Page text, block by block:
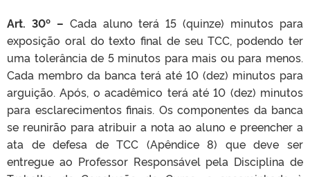
Art. 30º – Cada aluno terá 15 (quinze) minutos para
exposição oral do texto final de seu TCC, podendo ter
uma tolerância de 5 minutos para mais ou para menos.
Cada membro da banca terá até 10 (dez) minutos para
arguição. Após, o acadêmico terá até 10 (dez) minutos
para esclarecimentos finais. Os componentes da banca
se reunirão para atribuir a nota ao aluno e preencher a
ata de defesa de TCC (Apêndice 8) que deve ser
entregue ao Professor Responsável pela Disciplina de